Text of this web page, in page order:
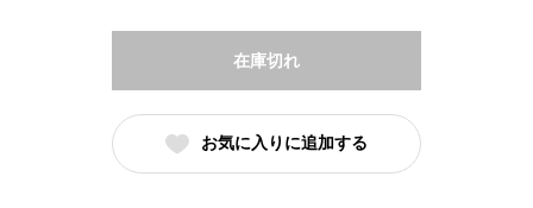
在庫切れ
お気に入りに追加する